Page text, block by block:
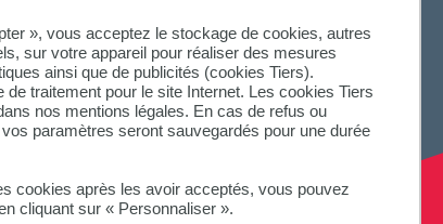
», vous acceptez le stockage de cookies, autres
sur votre appareil pour réaliser des mesures
ainsi que de publicités (cookies Tiers).
de traitement pour le site Internet. Les cookies Tiers
nos mentions légales. En cas de refus ou
paramètres seront sauvegardés pour une durée
cookies après les avoir acceptés, vous pouvez
cliquant sur « Personnaliser ».